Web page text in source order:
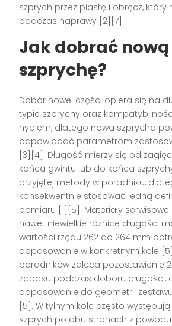
szprych przez piastę i obręcz, który
podczas naprawy [2][7].
Jak dobrać nową
szprychę?
Dobór nowej części opiera się na
typie szprychy oraz
nyplem, dlatego nowa szprycha
odpowiadać parametrom
[3][4]. Długość mierzy się od
końca gwintu lub do końca
przyjętej metody w poradniku,
konsekwentnie stosować jedną
pomiaru [1][5]. Materiały serwisowe
nawet niewielkie różnice długości
wartości rzędu 262 do 264 mm
dopasowanie w konkretnym kole
poradników zaleca pozostawienie
zapasu podczas doboru długości,
dopasowanie do geometrii
[5]. W tylnym kole często
szprych po obu stronach z